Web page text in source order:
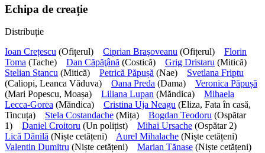
Echipa de creație
Distribuție
Ioan Crețescu (Ofițerul) Ciprian Braşoveanu (Ofițerul) Florin
Toma (Tache) Dan Căpăţână (Costică) Grig Dristaru (Mitică)
Stelian Stancu (Mitică) Petrică Păpușă (Nae) Svetlana Friptu
(Caliopi, Leanca Văduva) Oana Preda (Dama) Veronica Păpușă
(Mari Popescu, Moașa) Liliana Lupan (Măndica) Mihaela
Lecca-Gorea (Măndica) Cristina Uja Neagu (Eliza, Fata în casă,
Tincuța) Stela Costandache (Mița) Bogdan Teodoru (Ospătar
1) Daniel Croitoru (Un polițist) Mihai Ursache (Ospătar 2)
Lică Dănilă (Niște cetățeni) Aurel Mihalache (Niște cetățeni)
Valentin Dumitru (Niște cetățeni) Marian Tănase (Niște cetățeni)